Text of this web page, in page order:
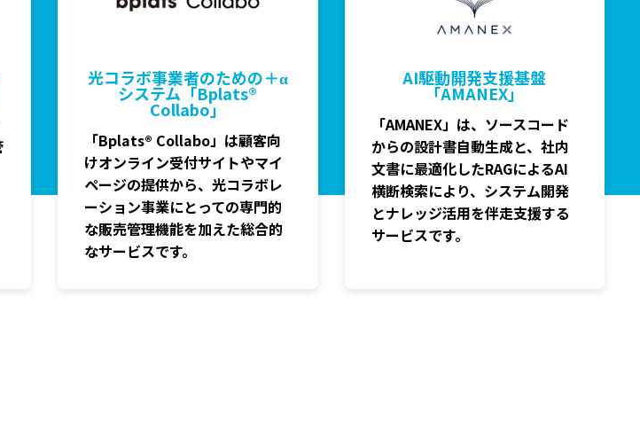
光コラボ事業者のための＋α
システム「Bplats®
Collabo」
「Bplats® Collabo」は顧客向
けオンライン受付サイトやマイ
ページの提供から、光コラボレ
ーション事業にとっての専門的
な販売管理機能を加えた総合的
なサービスです。
AI駆動開発支援基盤
「AMANEX」
「AMANEX」は、ソースコード
からの設計書自動生成と、社内
文書に最適化したRAGによるAI
横断検索により、システム開発
とナレッジ活用を伴走支援する
サービスです。